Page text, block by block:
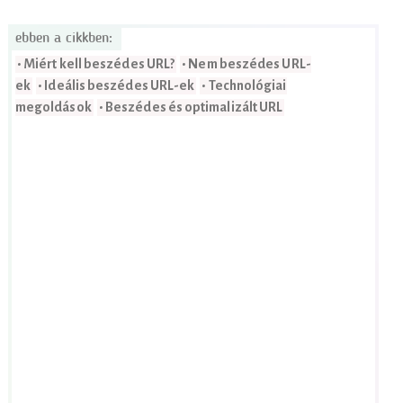
ebben a cikkben:
• Miért kell beszédes URL? • Nem beszédes URL-
ek • Ideális beszédes URL-ek • Technológiai
megoldások • Beszédes és optimalizált URL